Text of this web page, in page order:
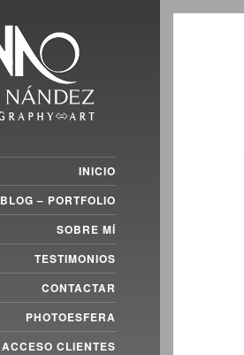
INICIO
BLOG – PORTFOLIO
SOBRE MÍ
TESTIMONIOS
CONTACTAR
PHOTOESFERA
ACCESO CLIENTES